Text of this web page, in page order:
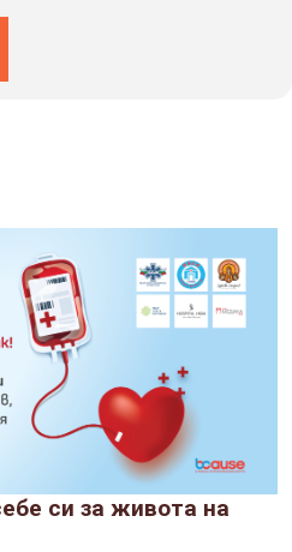
си за живота на